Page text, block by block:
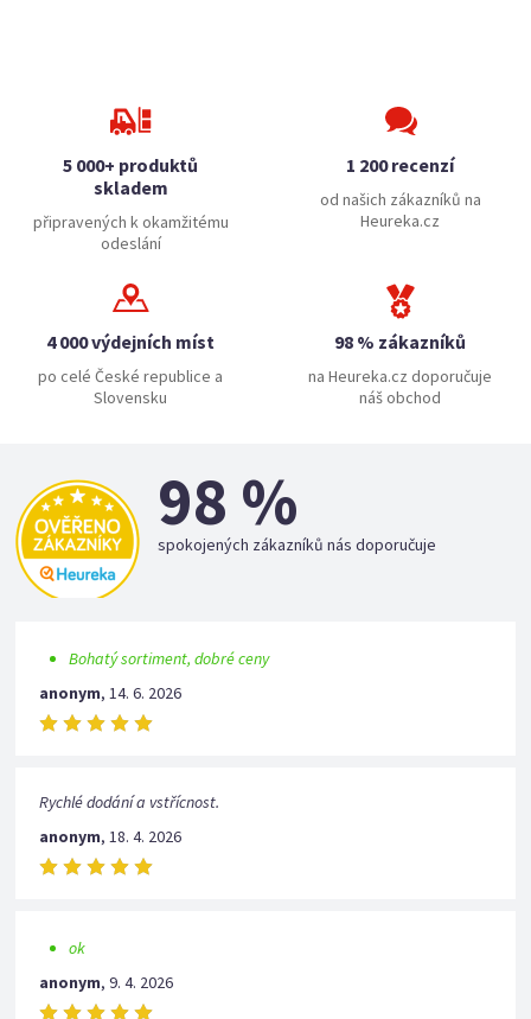
5 000+ produktů
skladem
připravených k okamžitému
odeslání
1 200 recenzí
od našich zákazníků na
Heureka.cz
4 000 výdejních míst
po celé České republice a
Slovensku
98 % zákazníků
na Heureka.cz doporučuje
náš obchod
98 %
spokojených zákazníků nás doporučuje
Bohatý sortiment, dobré ceny
anonym,14. 6. 2026
Rychlé dodání a vstřícnost.
anonym,18. 4. 2026
ok
anonym,9. 4. 2026